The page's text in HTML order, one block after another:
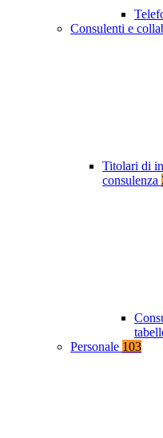
Consulenti e
Titolari di
consulenza
Personale 103